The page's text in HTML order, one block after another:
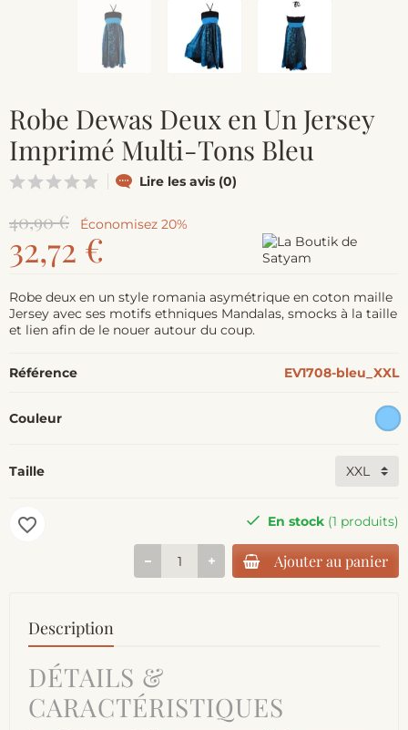
Robe Dewas Deux en Un Jersey
Imprimé Multi-Tons Bleu
Lire les avis (0)
40,90 € Économisez 20%
32,72 €
Robe deux en un style romania asymétrique en coton maille
Jersey avec ses motifs ethniques Mandalas, smocks à la taille
et lien afin de le nouer autour du coup.
Référence EV1708-bleu_XXL
Couleur
Taille
En stock (1 produits)
Ajouter au panier
favorite_border
Description
DÉTAILS &
CARACTÉRISTIQUES